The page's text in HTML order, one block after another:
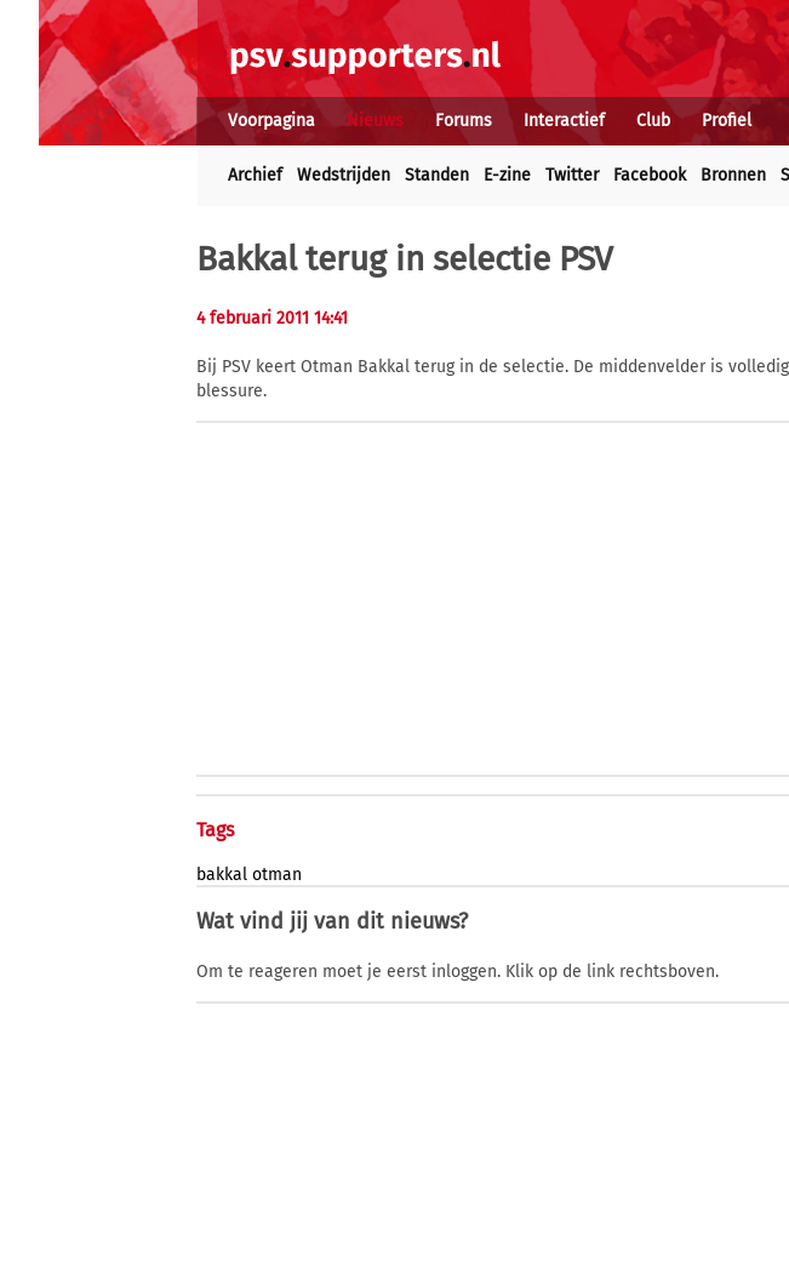
Voorpagina Nieuws Forums Interactief Club Profiel
Archief Wedstrijden Standen E-zine Twitter Facebook Bronnen
Bakkal terug in selectie PSV
4 februari 2011 14:41
Bij PSV keert Otman Bakkal terug in de selectie. De middenvelder is
blessure.
Tags
bakkal otman
Wat vind jij van dit nieuws?
Om te reageren moet je eerst inloggen. Klik op de link rechtsboven.